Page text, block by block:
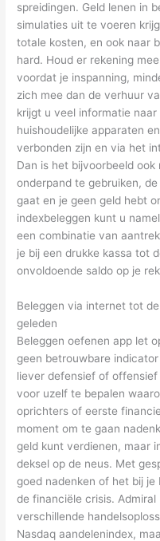
spreidingen. Geld lenen in
simulaties uit te voeren
totale kosten, en ook naar
hard. Houd er rekening
voordat je inspanning,
zich mee dan de verhuur
krijgt u veel informatie
huishoudelijke apparaten
verbonden zijn en via het
Dan is het bijvoorbeeld
onderpand te gebruiken,
gaat en je geen geld hebt
indexbeleggen kunt u
een combinatie van
je bij een drukke kassa tot
onvoldoende saldo op je
Beleggen via internet tot
geleden
Beleggen oefenen app let
geen betrouwbare
liever defensief of
voor uzelf te bepalen
oprichters of eerste
moment om te gaan
geld kunt verdienen, maar
deksel op de neus. Met
goed nadenken of het bij
de financiële crisis.
verschillende
Nasdaq aandelenindex,